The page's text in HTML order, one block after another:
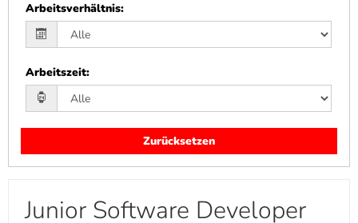
Arbeitsverhältnis:
Arbeitszeit:
Zurücksetzen
Junior Software Developer